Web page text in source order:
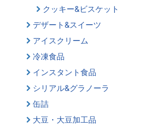
クッキー&ビスケット
デザート&スイーツ
アイスクリーム
冷凍食品
インスタント食品
シリアル&グラノーラ
缶詰
大豆・大豆加工品